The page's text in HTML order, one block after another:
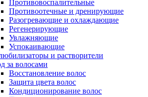
Противовоспалительные
Противоотечные и дренирующие
Разогревающие и охлаждающие
Регенерирующие
Увлажняющие
Успокаивающие
и растворители
за волосами
Восстановление волос
Защита цвета волос
Кондиционирование волос